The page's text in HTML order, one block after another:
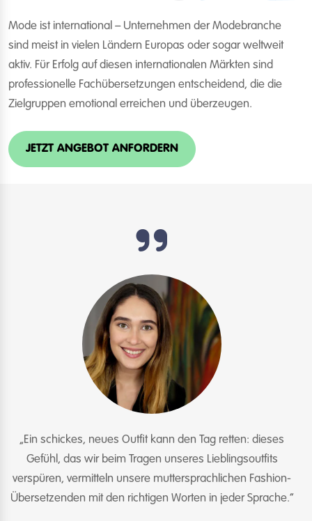
Mode ist international – Unternehmen der Modebranche
sind meist in vielen Ländern Europas oder sogar weltweit
aktiv. Für Erfolg auf diesen internationalen Märkten sind
professionelle Fachübersetzungen entscheidend, die die
Zielgruppen emotional erreichen und überzeugen.
JETZT ANGEBOT ANFORDERN
„Ein schickes, neues Outfit kann den Tag retten: dieses
Gefühl, das wir beim Tragen unseres Lieblingsoutfits
verspüren, vermitteln unsere muttersprachlichen Fashion-
Übersetzenden mit den richtigen Worten in jeder Sprache.”